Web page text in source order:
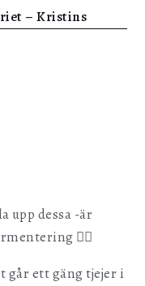
– Kristins
upp dessa -är
👍🏼
går ett gäng tjejer i